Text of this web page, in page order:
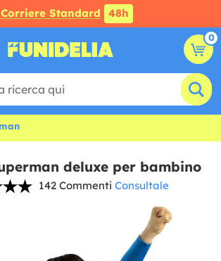
Corriere Standard 48h
0
deluxe per bambino
142 Commenti Consultale